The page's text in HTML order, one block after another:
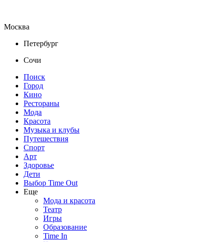
Москва
Петербург
Сочи
Поиск
Город
Кино
Рестораны
Мода
Красота
Музыка и клубы
Путешествия
Спорт
Арт
Здоровье
Дети
Выбор Time Out
Еще
Мода и красота
Театр
Игры
Образование
Time In